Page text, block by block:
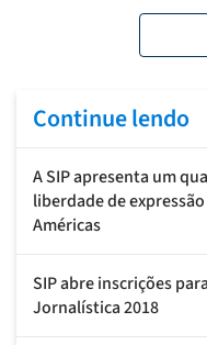
Continue lendo
A SIP apresenta um
liberdade de
Américas
SIP abre inscrições
Jornalística 2018